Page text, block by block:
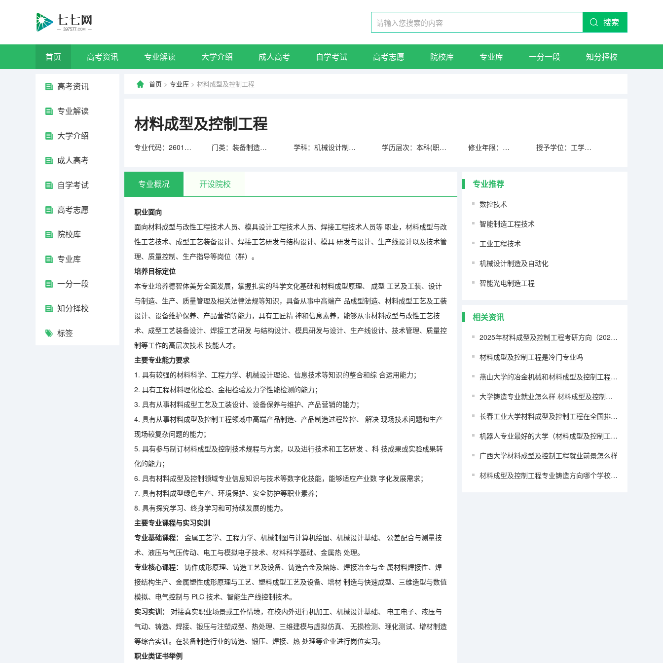
搜索
首页 高考资讯 专业解读 大学介绍 成人高考 自学考试 高考志愿 院校库 专业库 一分一段 知分择校
高考资讯
专业解读
大学介绍
成人高考
自学考试
高考志愿
院校库
专业库
一分一段
知分择校
标签
首页 > 专业库 > 材料成型及控制工程
材料成型及控制工程
专业代码：260106 门类：装备制造大类 学科：机械设计制造类 学历层次：本科(职业) 修业年限：四年 授予学位：工学学士
专业概况 开设院校
职业面向
面向材料成型与改性工程技术人员、模具设计工程技术人员、焊接工程技术人员等 职业，材料成型与改
性工艺技术、成型工艺装备设计、焊接工艺研发与结构设计、模具 研发与设计、生产线设计以及技术管
理、质量控制、生产指导等岗位（群）。
培养目标定位
本专业培养德智体美劳全面发展，掌握扎实的科学文化基础和材料成型原理、
成型 工艺及工装、设计
与制造、生产、质量管理及相关法律法规等知识，具备从事中高端产 品成型制造、材料成型工艺及工装
设计、设备维护保养、产品营销等能力，具有工匠精 神和信息素养，能够从事材料成型与改性工艺技
术、成型工艺装备设计、焊接工艺研发 与结构设计、模具研发与设计、生产线设计、技术管理、质量控
制等工作的高层次技术 技能人才。
主要专业能力要求
1. 具有较强的材料科学、工程力学、机械设计理论、信息技术等知识的整合和综 合运用能力；
2. 具有工程材料理化检验、金相检验及力学性能检测的能力；
3. 具有从事材料成型工艺及工装设计、设备保养与维护、产品营销的能力；
4. 具有从事材料成型及控制工程领域中高端产品制造、产品制造过程监控、 解决 现场技术问题和生产
现场较复杂问题的能力；
5. 具有参与制订材料成型及控制技术规程与方案，以及进行技术和工艺研发 、科 技成果或实验成果转
化的能力；
6. 具有材料成型及控制领域专业信息知识与技术等数字化技能，能够适应产业数 字化发展需求；
7. 具有材料成型绿色生产、环境保护、安全防护等职业素养；
8. 具有探究学习、终身学习和可持续发展的能力。
主要专业课程与实习实训
专业基础课程：
金属工艺学、工程力学、机械制图与计算机绘图、机械设计基础、
公差配合与测量技
术、液压与气压传动、电工与模拟电子技术、材料科学基础、金属热 处理。
专业核心课程：
铸件成形原理、铸造工艺及设备、铸造合金及熔炼、焊接冶金与金 属材料焊接性、焊
接结构生产、金属塑性成形原理与工艺、塑料成型工艺及设备、增材 制造与快速成型、三维造型与数值
模拟、电气控制与 PLC 技术、智能生产线控制技术。
实习实训：
对接真实职业场景或工作情境，在校内外进行机加工、机械设计基础、
电工电子、液压与
气动、铸造、焊接、锻压与注塑成型、热处理、三维建模与虚拟仿真、
无损检测、理化测试、增材制造
等综合实训。在装备制造行业的铸造、锻压、焊接、热 处理等企业进行岗位实习。
职业类证书举例
专业推荐
数控技术
智能制造工程技术
工业工程技术
机械设计制造及自动化
智能光电制造工程
相关资讯
2025年材料成型及控制工程考研方向（2026参考）
材料成型及控制工程是冷门专业吗
燕山大学的冶金机械和材料成型及控制工程哪个好
大学铸造专业就业怎么样 材料成型及控制工程铸造及锻压相关
长春工业大学材料成型及控制工程在全国排名多少，考取吉大研究生如何？
机器人专业最好的大学（材料成型及控制工程（焊接方向）大学排名）
广西大学材料成型及控制工程就业前景怎么样
材料成型及控制工程专业铸造方向哪个学校的研究生好？